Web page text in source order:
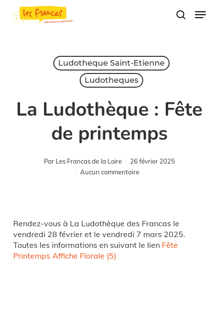
Panneau de gestion des cookies
search
Menu
Ludotheque Saint-Etienne
Ludotheques
La Ludothèque : Fête
de printemps
Par Les Francas de la Loire
26 février 2025
Aucun commentaire
Rendez-vous à La Ludothèque des Francas le
vendredi 28 février et le vendredi 7 mars 2025.
Toutes les informations en suivant le lien Fête
Printemps Affiche Florale (5)